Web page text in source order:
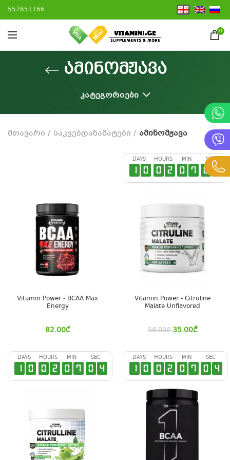
557651166
0
ამინომჟავა
ᲙᲐᲢᲔᲒᲝᲠᲘᲔᲑᲘ
მთავარი საკვებდანამატები ამინომჟავა
Vitamin Power - BCAA Max
Energy
82.00₾
DAYS
1 0
HOURS
0 2
MIN
0 7
SEC
0 3
Vitamin Power - Citruline
Malate Unflavored
58.00₾ 35.00₾
DAYS
1 0
HOURS
0 2
MIN
0 7
SEC
0 3
DAYS
1 0
HOURS
0 2
MIN
0 7
SEC
0 3